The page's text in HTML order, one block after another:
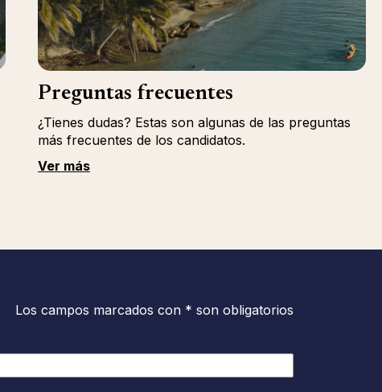
Preguntas frecuentes
¿Tienes dudas? Estas son algunas de las preguntas
más frecuentes de los candidatos.
Ver más
Los campos marcados con * son obligatorios